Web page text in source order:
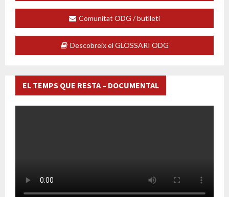
Comunitat ODG / butlletí
Descobreix el GLOSSARI ODG
EL TEMPS QUE RESTA – DOCUMENTAL